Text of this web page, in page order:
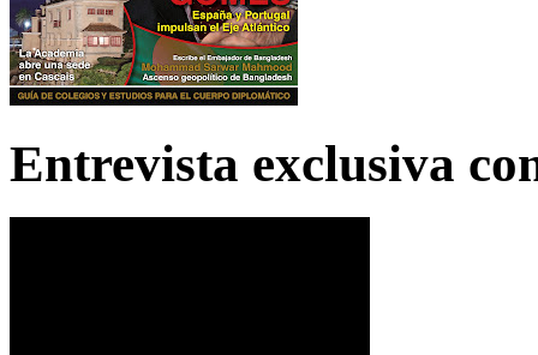
Entrevista exclusiva